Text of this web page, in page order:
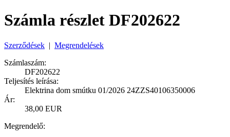
Számla részlet DF202622
Szerződések | Megrendelések
Számlaszám:
DF202622
Teljesítés leírása:
Elektrina dom smútku 01/2026 24ZZS40106350006
Ár:
38,00 EUR
Megrendelő: